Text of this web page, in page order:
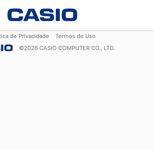
de Privacidade
Termos de Uso
©2026 CASIO COMPUTER CO., LTD.